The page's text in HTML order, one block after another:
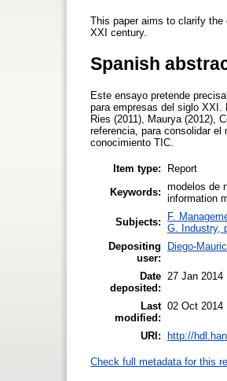
This paper aims to clarify
XXI century.
Spanish
Este ensayo pretende
para empresas del siglo XXI.
Ries (2011), Maurya (2012),
referencia, para consolidar
conocimiento TIC.
Item type:
Report
Keywords: modelos de
information
Subjects:
F.
G. Industry,
Depositing
user:
Diego-
Date
deposited:
27 Jan 2014
Last
modified:
02 Oct 2014
URI: http://
Check full metadata for this